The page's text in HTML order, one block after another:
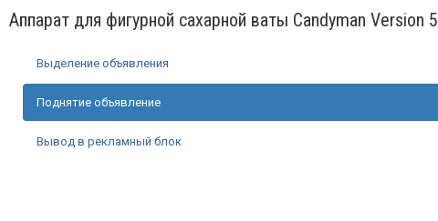
Аппарат для фигурной сахарной ваты Candyman Version 5
Выделение объявления
Поднятие объявление
Вывод в рекламный блок